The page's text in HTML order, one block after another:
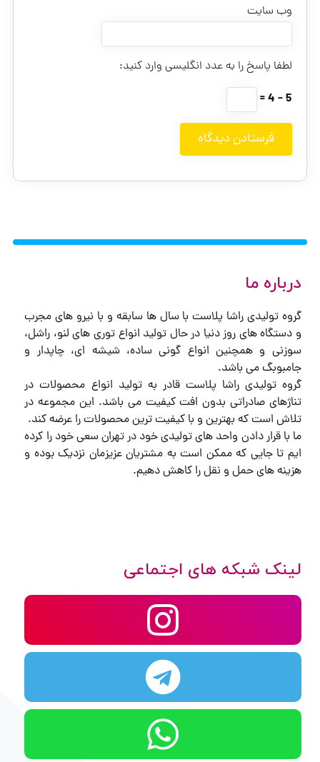
وب‌ سایت
لطفا پاسخ را به عدد انگلیسی وارد کنید:
5 − 4 =
درباره ما
گروه تولیدی راشا پلاست با سال ها سابقه و با نیرو های مجرب
و دستگاه های روز دنیا در حال تولید انواع توری های لنو، راشل،
سوزنی و همچنین انواع گونی ساده، شیشه ای، چاپدار و
جامبوبگ می باشد.
گروه تولیدی راشا پلاست قادر به تولید انواع محصولات در
تناژهای صادراتی بدون افت کیفیت می باشد. این مجموعه در
تلاش است که بهترین و با کیفیت ترین محصولات را عرضه کند.
ما با قرار دادن واحد های تولیدی خود در تهران سعی خود را کرده
ایم تا جایی که ممکن است به مشتریان عزیزمان نزدیک بوده و
هزینه های حمل و نقل را کاهش دهیم.
لینک شبکه های اجتماعی